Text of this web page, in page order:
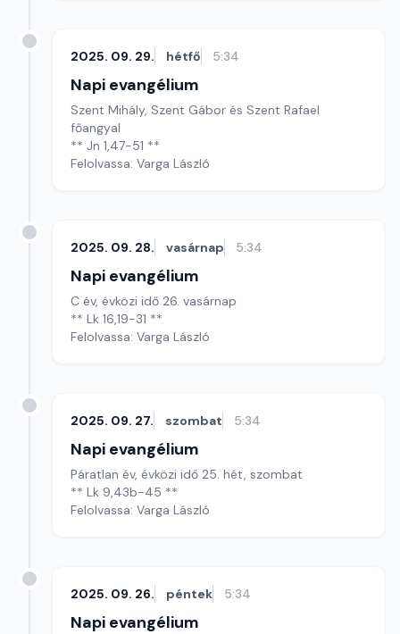
2025. 09. 29. hétfő 5:34
Napi evangélium
Szent Mihály, Szent Gábor és Szent Rafael
főangyal
** Jn 1,47-51 **
Felolvassa: Varga László
2025. 09. 28. vasárnap 5:34
Napi evangélium
C év, évközi idő 26. vasárnap
** Lk 16,19-31 **
Felolvassa: Varga László
2025. 09. 27. szombat 5:34
Napi evangélium
Páratlan év, évközi idő 25. hét, szombat
** Lk 9,43b-45 **
Felolvassa: Varga László
2025. 09. 26. péntek 5:34
Napi evangélium